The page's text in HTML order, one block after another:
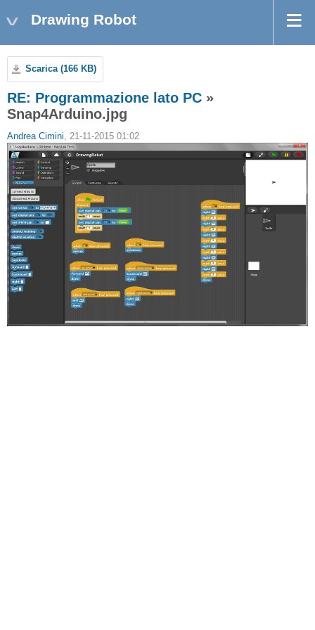
Drawing Robot
Scarica (166 KB)
RE: Programmazione lato PC »
Snap4Arduino.jpg
Andrea Cimini, 21-11-2015 01:02